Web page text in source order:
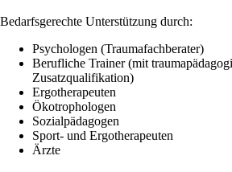
Bedarfsgerechte Unterstützung durch:
Psychologen (Traumafachberater)
Berufliche Trainer (mit
Zusatzqualifikation)
Ergotherapeuten
Ökotrophologen
Sozialpädagogen
Sport- und Ergotherapeuten
Ärzte